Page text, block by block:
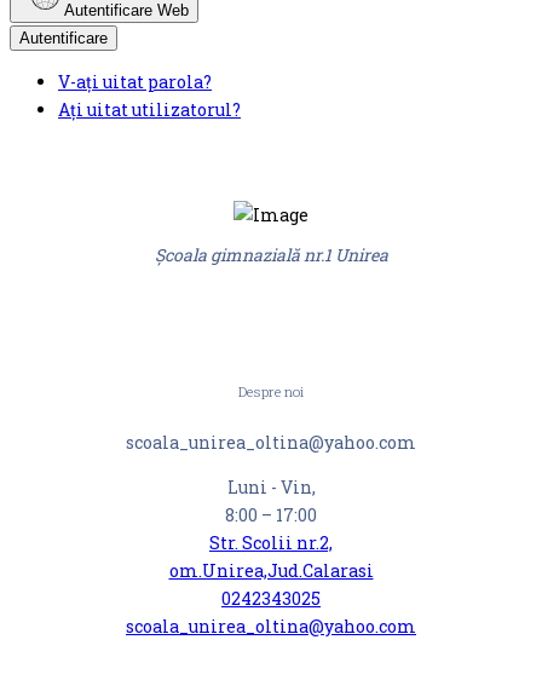
Autentificare Web
Autentificare
V-ați uitat parola?
Ați uitat utilizatorul?
Şcoala gimnazială nr.1 Unirea
Despre noi
scoala_unirea_oltina@yahoo.com
Luni - Vin,
8:00 – 17:00
Str. Scolii nr.2,
om.Unirea,Jud.Calarasi
0242343025
scoala_unirea_oltina@yahoo.com